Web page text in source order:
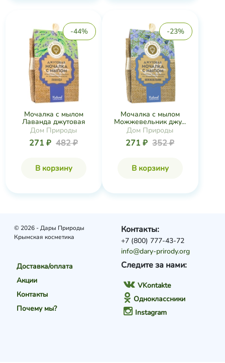
-44%
Мочалка с мылом
Лаванда джутовая
Дом Природы
271 ₽ 482 ₽
В корзину
-23%
Мочалка с мылом
Можжевельник джу...
Дом Природы
271 ₽ 352 ₽
В корзину
© 2026 - Дары Природы
Крымская косметика
Доставка/оплата
Акции
Контакты
Почему мы?
Следите за нами:
VKontakte
Одноклассники
Instagram
Контакты:
+7 (800) 777-43-72
info@dary-prirody.org